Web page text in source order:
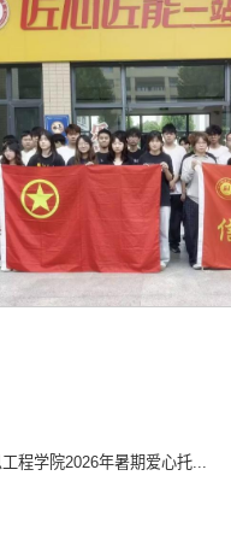
工程学院2026年暑期爱心托...